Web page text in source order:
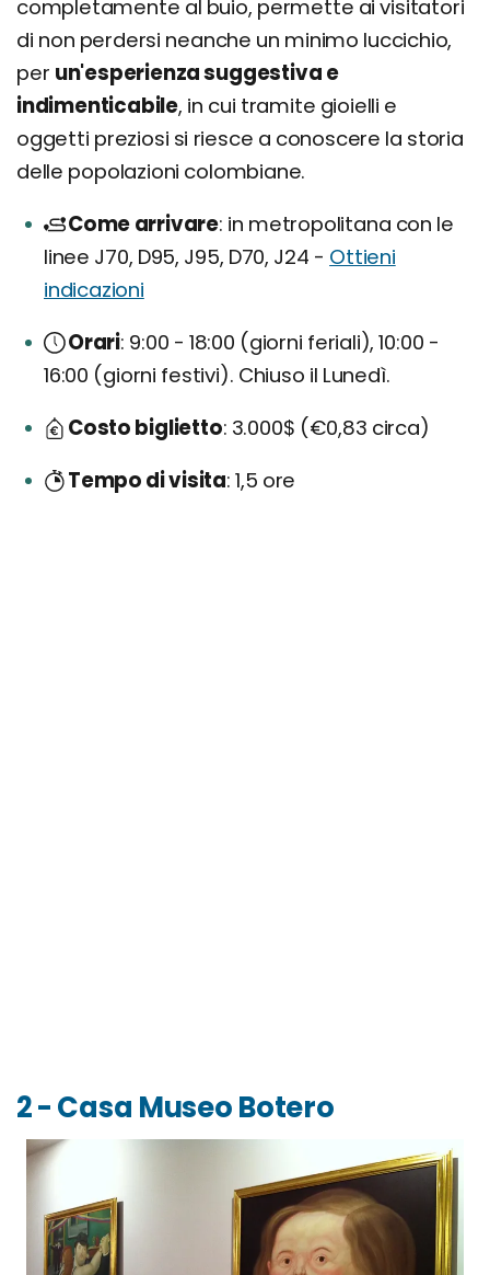
completamente al buio, permette ai visitatori
di non perdersi neanche un minimo luccichio,
per un'esperienza suggestiva e
indimenticabile, in cui tramite gioielli e
oggetti preziosi si riesce a conoscere la storia
delle popolazioni colombiane.
Come arrivare in metropolitana con le
linee J70, D95, J95, D70, J24 - Ottieni
indicazioni
Orari 9:00 - 18:00 (giorni feriali), 10:00 -
16:00 (giorni festivi). Chiuso il Lunedì.
Costo biglietto 3.000$ (€0,83 circa)
Tempo di visita 1,5 ore
2 - Casa Museo Botero